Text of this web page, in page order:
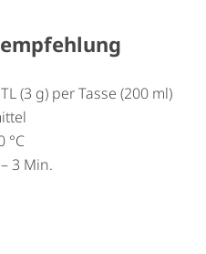
(3 g) per Tasse (200 ml)
°C
3 Min.